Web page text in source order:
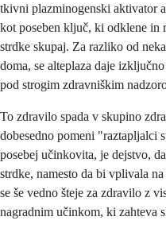
tkivni plazminogenski aktivator
kot poseben ključ, ki odklene
strdke skupaj. Za razliko od
doma, se alteplaza daje
pod strogim zdravniškim
To zdravilo spada v skupino
dobesedno pomeni "raztapljalci
posebej učinkovita, je dejstvo,
strdke, namesto da bi vplivala
se še vedno šteje za zdravilo z
nagradnim učinkom, ki zahteva